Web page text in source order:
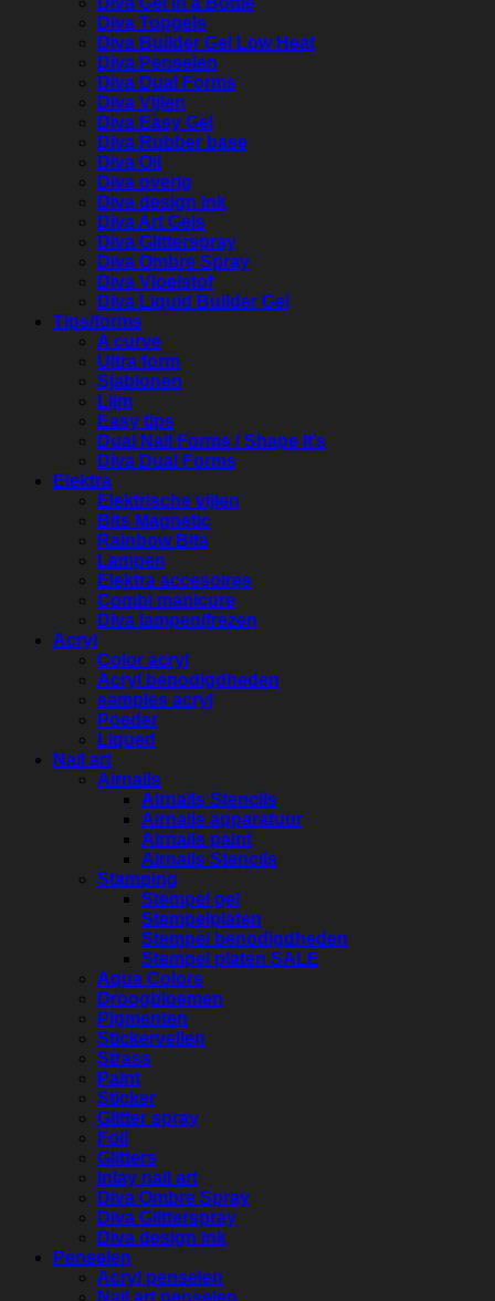
Diva Topgels
Diva Builder Gel Low Heat
Diva Penselen
Diva Dual Forms
Diva Vijlen
Diva Easy Gel
Diva Rubber base
Diva Oil
Diva overig
Diva design ink
Diva Art Gels
Diva Glitterspray
Diva Ombre Spray
Diva Vloeistof
Diva Liquid Builder Gel
Tips/forms
A curve
Ultra form
Sjablonen
Lijm
Easy tips
Dual Nail Forms / Shape It’s
Diva Dual Forms
Elektra
Elektrische vijlen
Bits Magnetic
Rainbow Bits
Lampen
Elektra accesoires
Combi manicure
Diva lampen/frezen
Acryl
Color acryl
Acryl benodigdheden
samples acryl
Poeder
Liqued
Nail art
Airnails
Airnails Stencils
Airnails apparatuur
Airnails paint
Airnails Stencils
Stamping
Stempel gel
Stempelplaten
Stempel benodigdheden
Stempel platen SALE
Aqua Colors
Droogbloemen
Pigmenten
Stickervellen
Strass
Paint
Sticker
Glitter spray
Foil
Glitters
Inlay nail art
Diva Ombre Spray
Diva Glitterspray
Diva design ink
Penselen
Acryl penselen